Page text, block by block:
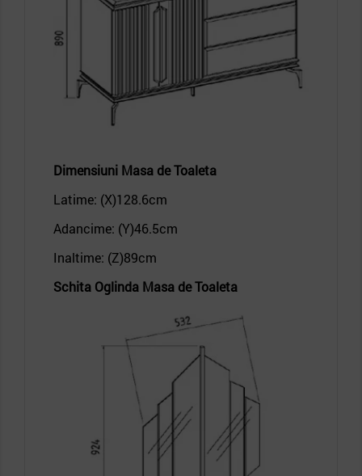
Dimensiuni Masa de Toaleta
Latime: (X)128.6cm
Adancime: (Y)46.5cm
Inaltime: (Z)89cm
Schita Oglinda Masa de Toaleta